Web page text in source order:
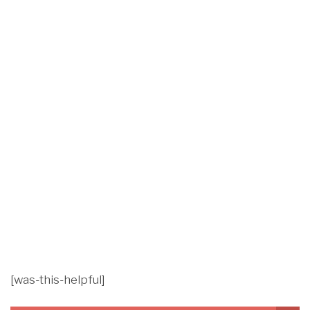
[was-this-helpful]